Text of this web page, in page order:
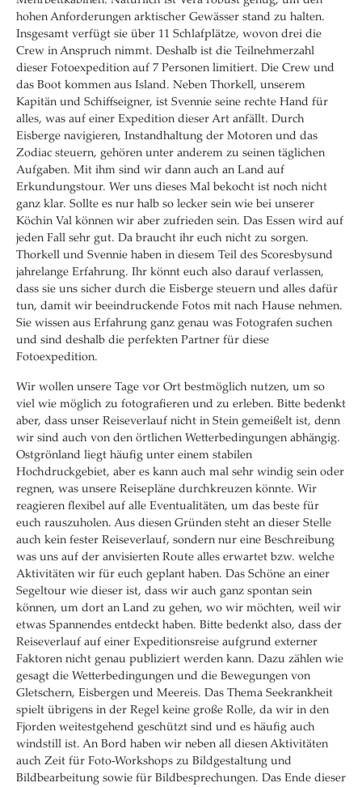
hohen Anforderungen arktischer Gewässer stand zu halten.
Insgesamt verfügt sie über 11 Schlafplätze, wovon drei die
Crew in Anspruch nimmt. Deshalb ist die Teilnehmerzahl
dieser Fotoexpedition auf 7 Personen limitiert. Die Crew und
das Boot kommen aus Island. Neben Thorkell, unserem
Kapitän und Schiffseigner, ist Svennie seine rechte Hand für
alles, was auf einer Expedition dieser Art anfällt. Durch
Eisberge navigieren, Instandhaltung der Motoren und das
Zodiac steuern, gehören unter anderem zu seinen täglichen
Aufgaben. Mit ihm sind wir dann auch an Land auf
Erkundungstour. Wer uns dieses Mal bekocht ist noch nicht
ganz klar. Sollte es nur halb so lecker sein wie bei unserer
Köchin Val können wir aber zufrieden sein. Das Essen wird auf
jeden Fall sehr gut. Da braucht ihr euch nicht zu sorgen.
Thorkell und Svennie haben in diesem Teil des Scoresbysund
jahrelange Erfahrung. Ihr könnt euch also darauf verlassen,
dass sie uns sicher durch die Eisberge steuern und alles dafür
tun, damit wir beeindruckende Fotos mit nach Hause nehmen.
Sie wissen aus Erfahrung ganz genau was Fotografen suchen
und sind deshalb die perfekten Partner für diese
Fotoexpedition.
Wir wollen unsere Tage vor Ort bestmöglich nutzen, um so
viel wie möglich zu fotografieren und zu erleben. Bitte bedenkt
aber, dass unser Reiseverlauf nicht in Stein gemeißelt ist, denn
wir sind auch von den örtlichen Wetterbedingungen abhängig.
Ostgrönland liegt häufig unter einem stabilen
Hochdruckgebiet, aber es kann auch mal sehr windig sein oder
regnen, was unsere Reisepläne durchkreuzen könnte. Wir
reagieren flexibel auf alle Eventualitäten, um das beste für
euch rauszuholen. Aus diesen Gründen steht an dieser Stelle
auch kein fester Reiseverlauf, sondern nur eine Beschreibung
was uns auf der anvisierten Route alles erwartet bzw. welche
Aktivitäten wir für euch geplant haben. Das Schöne an einer
Segeltour wie dieser ist, dass wir auch ganz spontan sein
können, um dort an Land zu gehen, wo wir möchten, weil wir
etwas Spannendes entdeckt haben. Bitte bedenkt also, dass der
Reiseverlauf auf einer Expeditionsreise aufgrund externer
Faktoren nicht genau publiziert werden kann. Dazu zählen wie
gesagt die Wetterbedingungen und die Bewegungen von
Gletschern, Eisbergen und Meereis. Das Thema Seekrankheit
spielt übrigens in der Regel keine große Rolle, da wir in den
Fjorden weitestgehend geschützt sind und es häufig auch
windstill ist. An Bord haben wir neben all diesen Aktivitäten
auch Zeit für Foto-Workshops zu Bildgestaltung und
Bildbearbeitung sowie für Bildbesprechungen. Das Ende dieser